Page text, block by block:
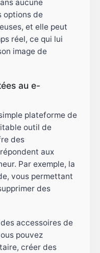
aucune
options de
et elle peut
réel, ce qui lui
image de
au e-
plateforme de
outil de
des
aux
Par exemple, la
vous permettant
des
accessoires de
pouvez
créer des